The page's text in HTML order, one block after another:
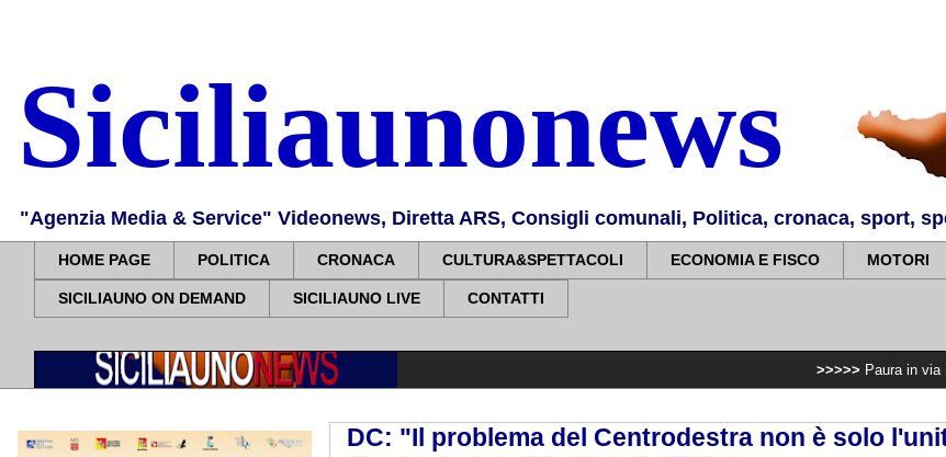
Siciliaunonews
"Agenzia Media & Service" Videonews, Diretta ARS, Consigli comunali, Politica, cronaca, sport,
HOME PAGE POLITICA CRONACA CULTURA&SPETTACOLI ECONOMIA E FISCO MOTORI
SICILIAUNO ON DEMAND SICILIAUNO LIVE CONTATTI
Paura in via Maqueda a
DC: "Il problema del Centrodestra non è solo